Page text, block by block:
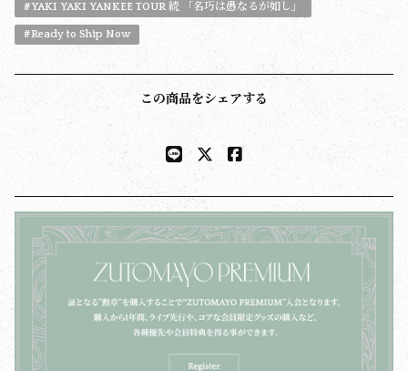
#YAKI YAKI YANKEE TOUR 続 「名巧は愚なるが如し」
#Ready to Ship Now
この商品をシェアする